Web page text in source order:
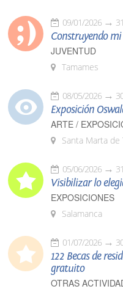
09/01/2026
Construyendo
JUVENTUD
Tamames
08/05/2026
Exposición
ARTE /
Santa Marta de
05/06/2026
Visibilizar lo
EXPOSICIONES
Salamanca
01/07/2026
122 Becas de
gratuito
OTRAS